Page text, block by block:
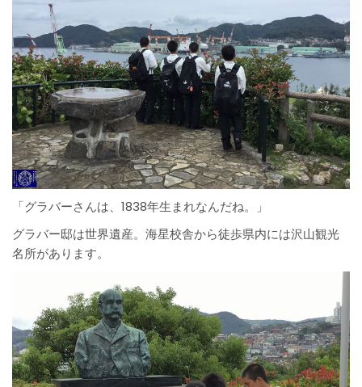
「グラバーさんは、1838年生まれなんだね。」
グラバー邸は世界遺産。海星校舎から徒歩県内には沢山観光
名所があります。